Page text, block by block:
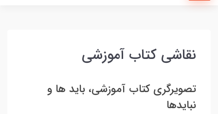
نقاشی کتاب آموزشی
تصویرگری کتاب آموزشی، باید ها و
نبایدها